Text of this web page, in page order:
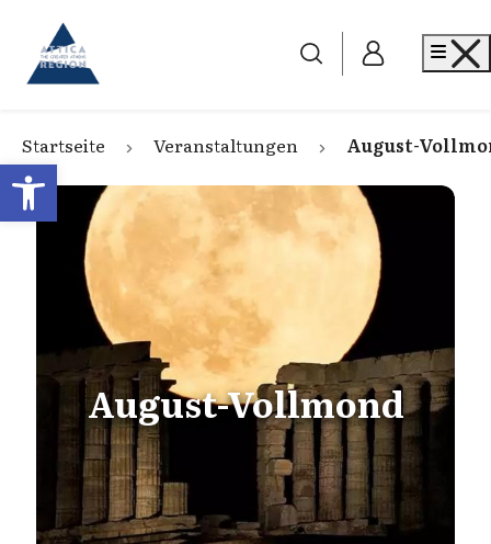
Open toolbar
Go to home
Startseite Veranstaltungen August-
August-Vollmond